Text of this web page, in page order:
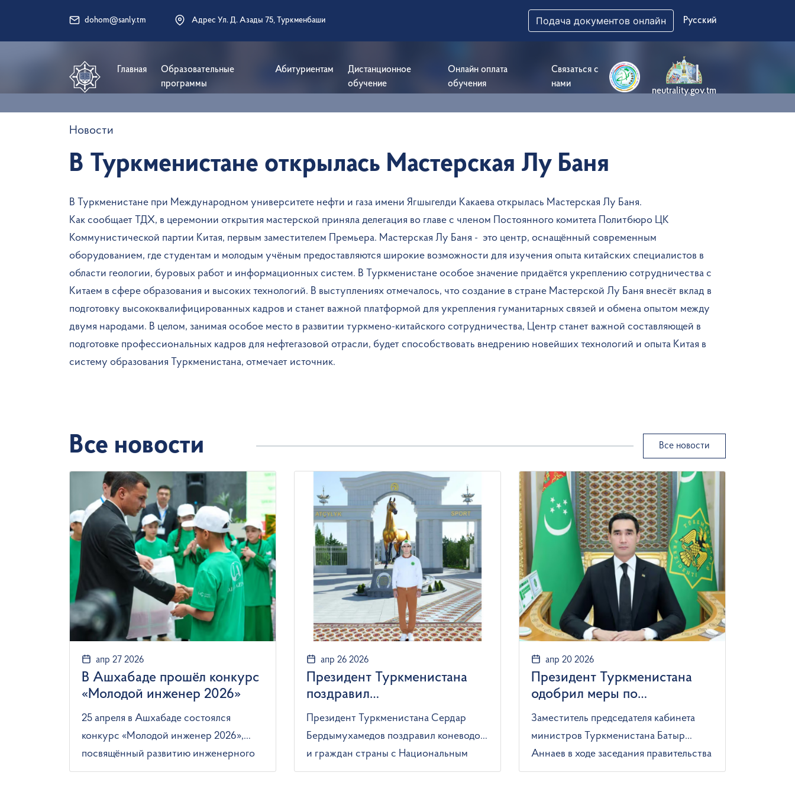
dohom@sanly.tm Адрес Ул. Д. Азады 75, Туркменбаши Подача документов онлайн Русский
Главная
Образовательные
программы
Абитуриентам
Дистанционное
обучение
Онлайн оплата
обучения
Связаться с
нами
neutrality.gov.tm
Новости
В Туркменистане открылась Мастерская Лу Баня
В Туркменистане при Международном университете нефти и газа имени Ягшыгелди Какаева открылась Мастерская Лу Баня.
Как сообщает ТДХ, в церемонии открытия мастерской приняла делегация во главе с членом Постоянного комитета Политбюро ЦК
Коммунистической партии Китая, первым заместителем Премьера. Мастерская Лу Баня - это центр, оснащённый современным
оборудованием, где студентам и молодым учёным предоставляются широкие возможности для изучения опыта китайских специалистов в
области геологии, буровых работ и информационных систем. В Туркменистане особое значение придаётся укреплению сотрудничества с
Китаем в сфере образования и высоких технологий. В выступлениях отмечалось, что создание в стране Мастерской Лу Баня внесёт вклад в
подготовку высококвалифицированных кадров и станет важной платформой для укрепления гуманитарных связей и обмена опытом между
двумя народами. В целом, занимая особое место в развитии туркмено-китайского сотрудничества, Центр станет важной составляющей в
подготовке профессиональных кадров для нефтегазовой отрасли, будет способствовать внедрению новейших технологий и опыта Китая в
систему образования Туркменистана, отмечает источник.
Все новости Все новости
апр 27 2026
В Ашхабаде прошёл конкурс
«Молодой инженер 2026»
25 апреля в Ашхабаде состоялся
конкурс «Молодой инженер 2026»,
посвящённый развитию инженерного
мышления, робототехники и
апр 26 2026
Президент Туркменистана
поздравил
соотечественников с
праздником туркменского
скакуна
Президент Туркменистана Сердар
Бердымухамедов поздравил коневодов
и граждан страны с Национальным
праздником туркменского скакуна. Об
апр 20 2026
Президент Туркменистана
одобрил меры по
совершенствованию
пассажирских перевозок
Заместитель председателя кабинета
министров Туркменистана Батыр
Аннаев в ходе заседания правительства
отчитался о предпринимаемых